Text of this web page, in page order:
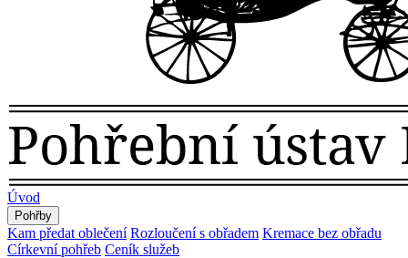
Úvod
Pohřby
Kam předat oblečení Rozloučení s obřadem Kremace bez obřadu
Církevní pohřeb Ceník služeb